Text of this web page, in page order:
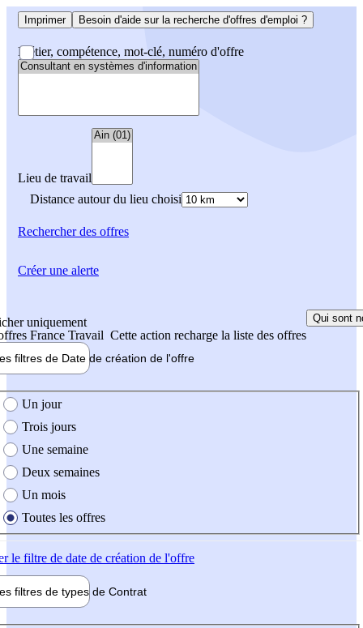
Imprimer Besoin d'aide sur la recherche d'offres d'emploi ?
Métier, compétence, mot-clé, numéro d'offre
Lieu de travail
Distance autour du lieu choisi
Rechercherdes offres
uniquement
France Travail Cette action recharge la liste des offres
Qui sont
filtres de Date de création de l'offre
création de l'offre
Un jour
Trois jours
Une semaine
Deux semaines
Un mois
Toutes les offres
le filtre de date de création de l'offre
filtres de types de Contrat
Créer une alerte